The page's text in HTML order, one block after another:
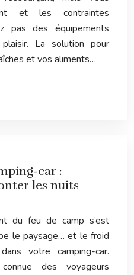
et les contraintes
pas des équipements
La solution pour
et vos aliments…
car :
les nuits
du feu de camp s’est
le paysage… et le froid
votre camping-car.
des voyageurs